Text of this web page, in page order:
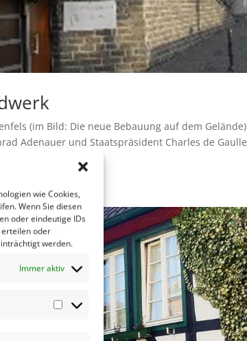
wie Cookies,
Wenn Sie diesen
oder eindeutige IDs
erteilen oder
werden.
Immer aktiv
Marketing
(im Bild: Die neue Bebauung auf dem Gelände)
Adenauer und Staatspräsident Charles de Gaulle